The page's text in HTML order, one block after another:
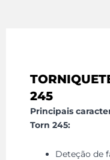
245
Principais
Torn 245:
Deteção de